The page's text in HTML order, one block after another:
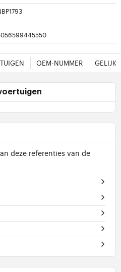
OEM-NUMMER
deze referenties van de